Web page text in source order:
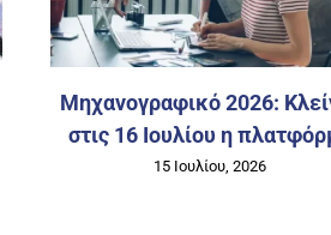
Μηχανογραφικό 2026:
στις 16 Ιουλίου η
15 Ιουλίου, 2026